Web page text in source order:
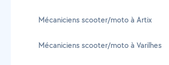
Mécaniciens scooter/moto à Artix
Mécaniciens scooter/moto à Varilhes